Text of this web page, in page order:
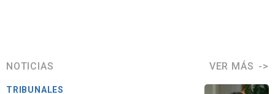
NOTICIAS VER MÁS
TRIBUNALES